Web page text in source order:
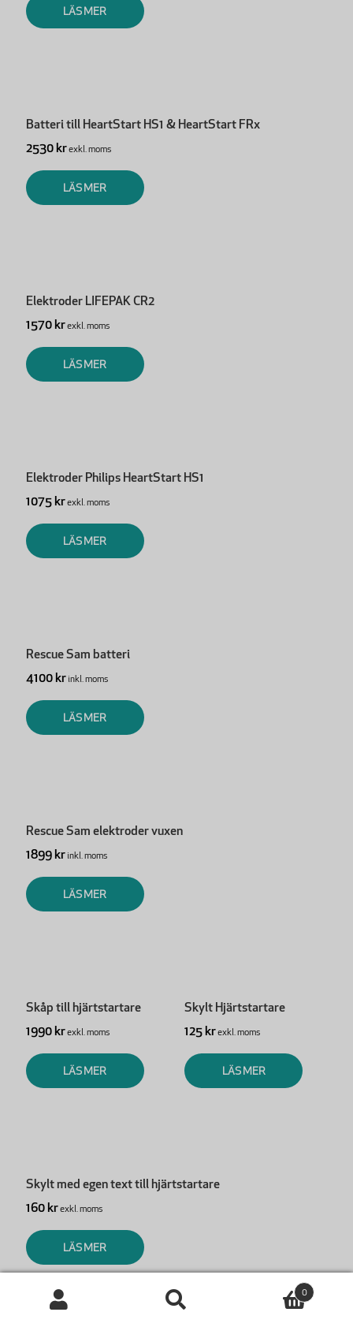
LÄS MER
Batteri till HeartStart HS1 & HeartStart FRx
2530 krexkl. moms
LÄS MER
Elektroder LIFEPAK CR2
1570 krexkl. moms
LÄS MER
Elektroder Philips HeartStart HS1
1075 krexkl. moms
LÄS MER
Rescue Sam batteri
4100 krinkl. moms
LÄS MER
Rescue Sam elektroder vuxen
1899 krinkl. moms
LÄS MER
Skåp till hjärtstartare
1990 krexkl. moms
LÄS MER
Skylt Hjärtstartare
125 krexkl. moms
LÄS MER
Skylt med egen text till hjärtstartare
160 krexkl. moms
LÄS MER
0